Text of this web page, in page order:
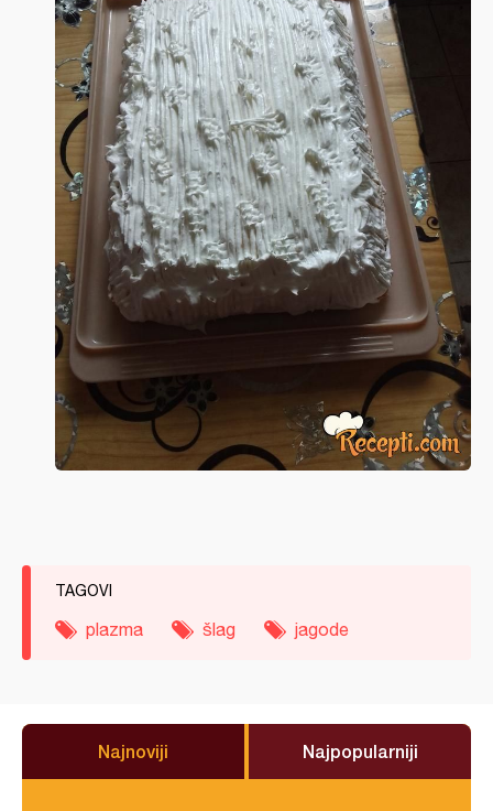
TAGOVI
plazma šlag jagode
Najnoviji Najpopularniji